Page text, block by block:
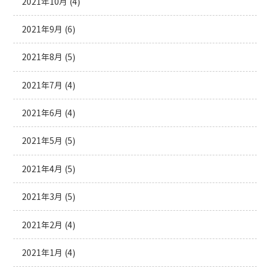
2021年9月 (6)
2021年8月 (5)
2021年7月 (4)
2021年6月 (4)
2021年5月 (5)
2021年4月 (5)
2021年3月 (5)
2021年2月 (4)
2021年1月 (4)